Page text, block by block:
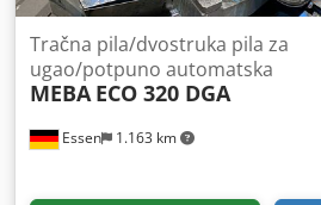
Essen 1.163 km
Tračna pila/dvostruka pila za
ugao/potpuno automatska
MEBA ECO 320 DGA